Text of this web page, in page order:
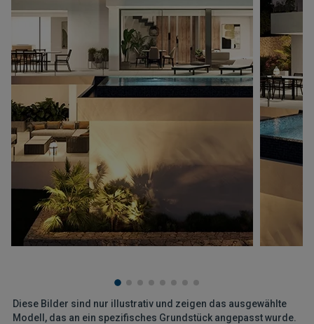
Diese Bilder sind nur illustrativ und zeigen das ausgewählte
Modell, das an ein spezifisches Grundstück angepasst wurde.